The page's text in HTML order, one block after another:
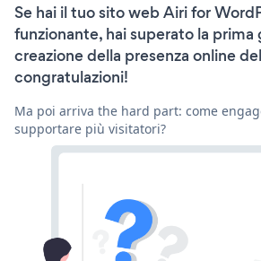
Se hai il tuo sito web Airi for
funzionante, hai superato la prima
creazione della presenza online
congratulazioni!
Ma poi arriva the hard part: come
supportare più visitatori?